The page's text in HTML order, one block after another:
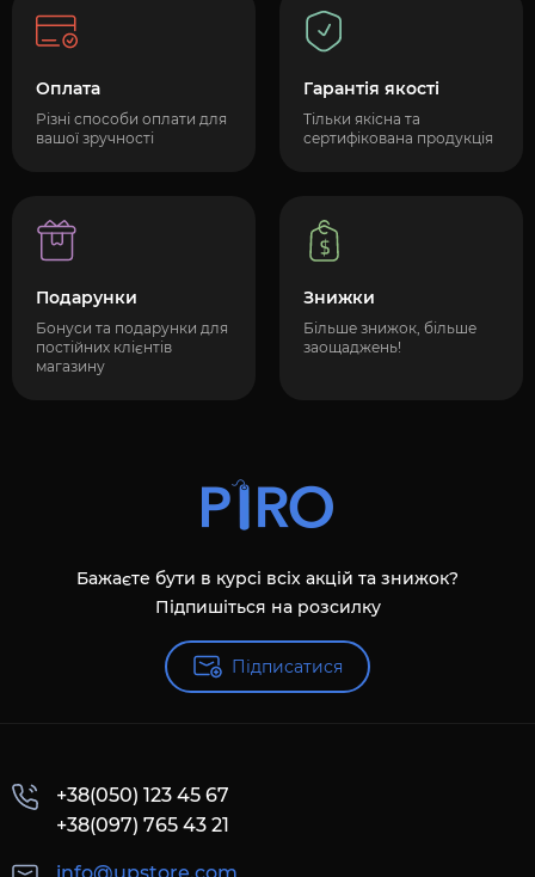
Оплата
Різні способи оплати для
вашої зручності
Гарантія якості
Тільки якісна та
сертифікована продукція
Подарунки
Бонуси та подарунки для
постійних клієнтів
магазину
Знижки
Більше знижок, більше
заощаджень!
Бажаєте бути в курсі всіх акцій та знижок?
Підпишіться на розсилку
Підписатися
+38(050) 123 45 67
+38(097) 765 43 21